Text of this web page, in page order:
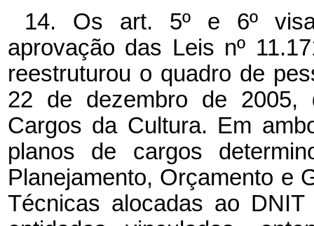
14. Os art. 5º e 6º
aprovação das Leis nº
reestruturou o quadro de
22 de dezembro de 2005,
Cargos da Cultura. Em
planos de cargos
Planejamento, Orçamento e
Técnicas alocadas ao